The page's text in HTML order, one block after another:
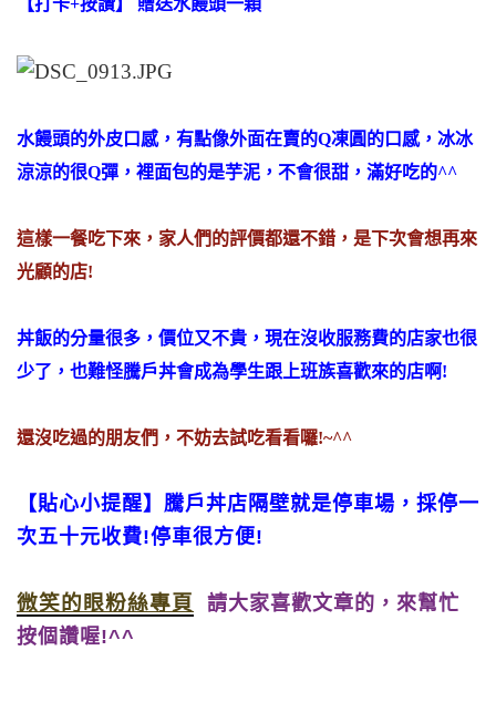
水饅頭的外皮口感，有點像外面在賣的Q凍圓的口感，冰冰
涼涼的很Q彈，裡面包的是芋泥，不會很甜，滿好吃的^^
這樣一餐吃下來，家人們的評價都還不錯，是下次會想再來
光顧的店!
丼飯的分量很多，價位又不貴，現在沒收服務費的店家也很
少了，也難怪騰戶丼會成為學生跟上班族喜歡來的店啊!
還沒吃過的朋友們，不妨去試吃看看囉!~^^
【貼心小提醒】騰戶丼店隔壁就是停車場，採停一
次五十元收費!停車很方便!
微笑的眼粉絲專頁
請大家喜歡文章的，來幫忙
按個讚喔!^^